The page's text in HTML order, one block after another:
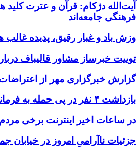
آیت‌الله دژکام: قرآن و عترت
فرهنگی جامعه‌اند
وزش باد و غبار رقیق، پدیده
توییت خبرساز مشاور قالیباف
گزارش خبرگزاری مهر از
بازداشت ۴ نفر در پی حمله به فرمانداری فسا
در ساعات اخیر اینترنت برخی
جزئیات ناآرامیِ امروز در خیابان